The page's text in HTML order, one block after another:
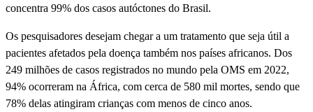
concentra 99% dos casos autóctones do Brasil.
Os pesquisadores desejam chegar a um tratamento que seja útil a
pacientes afetados pela doença também nos países africanos. Dos
249 milhões de casos registrados no mundo pela OMS em 2022,
94% ocorreram na África, com cerca de 580 mil mortes, sendo que
78% delas atingiram crianças com menos de cinco anos.